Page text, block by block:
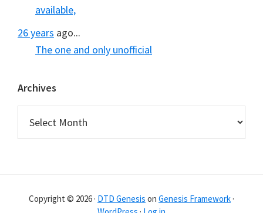
available,
26 years ago...
The one and only unofficial
Archives
Copyright © 2026 · DTD Genesis on Genesis Framework ·